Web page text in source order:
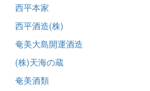
西平本家
西平酒造(株)
奄美大島開運酒造
(株)天海の蔵
奄美酒類